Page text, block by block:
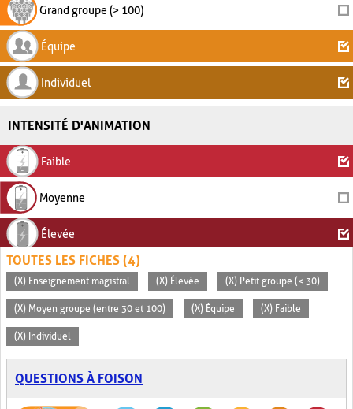
Grand groupe (> 100)
Équipe
Individuel
INTENSITÉ D'ANIMATION
Faible
Moyenne
Élevée
TOUTES LES FICHES (4)
(X) Enseignement magistral (X) Élevée (X) Petit groupe (< 30)
(X) Moyen groupe (entre 30 et 100) (X) Équipe (X) Faible
(X) Individuel
QUESTIONS À FOISON